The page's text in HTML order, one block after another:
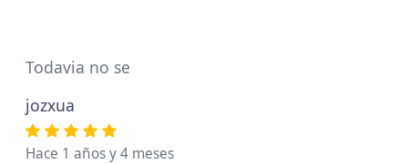
Todavia no se
jozxua
Hace 1 años y 4 meses